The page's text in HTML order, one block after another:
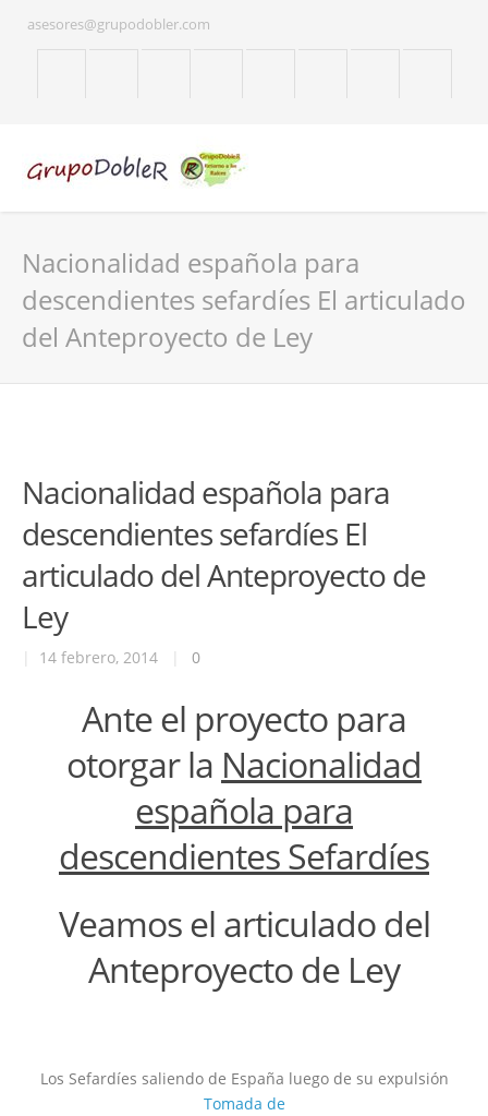
asesores@grupodobler.com
Nacionalidad española para
descendientes sefardíes El articulado
del Anteproyecto de Ley
Nacionalidad española para
descendientes sefardíes El
articulado del Anteproyecto de
Ley
14 febrero, 2014 0
Ante el proyecto para
otorgar la Nacionalidad
española para
descendientes Sefardíes
Veamos el articulado del
Anteproyecto de Ley
Los Sefardíes saliendo de España luego de su expulsión
Tomada de